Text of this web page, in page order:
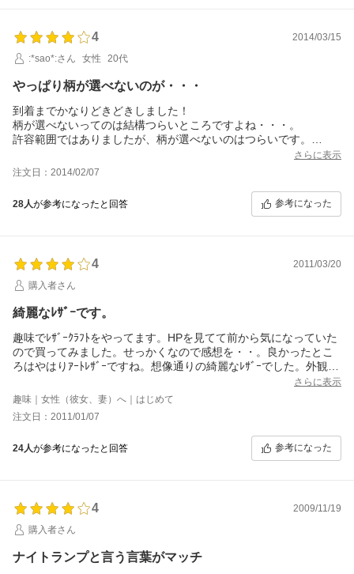
4
2014/03/15
:*sao*:さん
女性 20代
やっぱり柄が選べないのが・・・
到着までかなりどきどきしました！
柄が選べないってのは結構つらいところですよね・・・。
許容範囲ではありましたが、柄が選べないのはつらいです。
商品説明にもあるのですが、かぶせ部分をしめるボタンはどがな
いのは少し気になります。
まだ使っていませんが、眺めているだけでも可愛いです。
柄が人それぞれ違うので、画像を載せられると困ることでもある
のでしょうか・・・。
さらに表示
注文日：2014/02/07
28人が参考になったと回答 参考になった
4
2011/03/20
購入者さん
綺麗なﾚｻﾞｰです。
趣味でﾚｻﾞｰｸﾗﾌﾄをやってます。HPを見てて前から気になっていた
ので買ってみました。せっかくなので感想を・・。良かったとこ
ろはやはりｱｰﾄﾚｻﾞｰですね。想像通りの綺麗なﾚｻﾞｰでした。外観も
こだわっているためスマートでかっこいい財布になっています。
上手く使えば注目の的ではないでしょうか？
ただし、見た目にこだわるために、いろんな物を犠牲にしていま
す。まず小銭入れ、硬い厚紙を二つ折りにして両端をホッチキス
で留め、簡易財布を作ってみてください。おそらく簡易財布の口
は開きにくく、指が入らないのではないかと・・。小銭入れの使
目がかっこよさが売りの財布なので、使い勝手を気にする人には
お勧めできません。財布に不要なものを物を貯めこんでだるま状
にしてしまう人ではなくて、必要最小限のものしか持たない人に
使って欲しいですね。
さらに表示
趣味｜女性（彼女、妻）へ｜はじめて
注文日：2011/01/07
24人が参考になったと回答 参考になった
4
2009/11/19
購入者さん
ナイトランプと言う言葉がマッチ